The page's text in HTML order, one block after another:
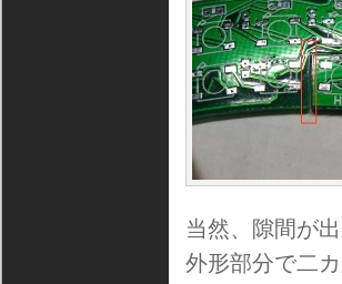
当然、隙間が
外形部分で二